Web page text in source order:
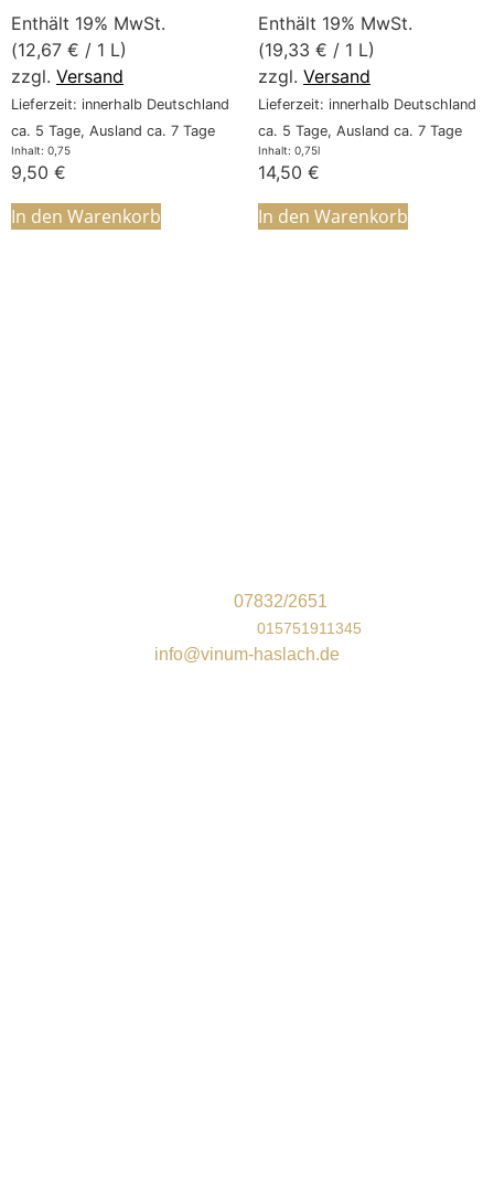
Enthält 19% MwSt.
(12,67 € / 1 L)
zzgl. Versand
Lieferzeit: innerhalb Deutschland
ca. 5 Tage, Ausland ca. 7 Tage
Inhalt: 0,75
9,50 €
In den Warenkorb
Enthält 19% MwSt.
(19,33 € / 1 L)
zzgl. Versand
Lieferzeit: innerhalb Deutschland
ca. 5 Tage, Ausland ca. 7 Tage
Inhalt: 0,75l
14,50 €
In den Warenkorb
07832/2651
015751911345
info@vinum-haslach.de